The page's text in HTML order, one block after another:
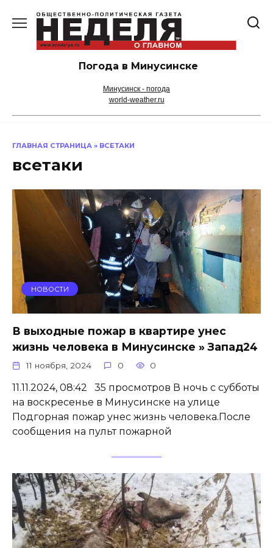
содержанию
Погода в Минусинске
Минусинск - погода
world-weather.ru
ГЛАВНАЯ СТРАНИЦА » ВСЕТАКИ
всетаки
НОВОСТИ
В выходные пожар в квартире унес
жизнь человека в Минусинске » Запад24
11 ноября, 2024 0 0
11.11.2024, 08:42 35 просмотров В ночь с субботы
на воскресенье в Минусинске на улице
Подгорная пожар унес жизнь человека.После
сообщения на пульт пожарной